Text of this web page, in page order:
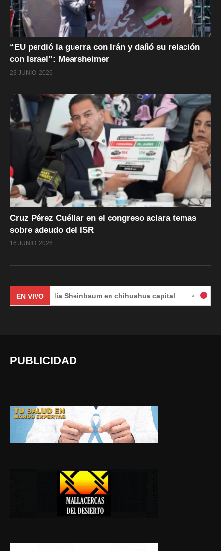
“EU perdió la guerra con Irán y dañó su relación
con Israel”: Mearsheimer
23 JUNIO, 2026
Cruz Pérez Cuéllar en el congreso aclara temas
sobre adeudo del ISR
16 JUNIO, 2026
EN VIVO
Claudia Sheinbaum en chihuahua capital #EnVivo | DÍA
PUBLICIDAD